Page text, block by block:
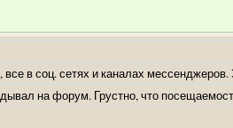
в соц. сетях и каналах
на форум. Грустно, что